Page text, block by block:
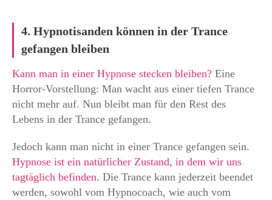
4. Hypnotisanden können in der Trance
gefangen bleiben
Kann man in einer Hypnose stecken bleiben? Eine
Horror-Vorstellung: Man wacht aus einer tiefen Trance
nicht mehr auf. Nun bleibt man für den Rest des
Lebens in der Trance gefangen.
Jedoch kann man nicht in einer Trance gefangen sein.
Hypnose ist ein natürlicher Zustand, in dem wir uns
tagtäglich befinden. Die Trance kann jederzeit beendet
werden, sowohl vom Hypnocoach, wie auch vom